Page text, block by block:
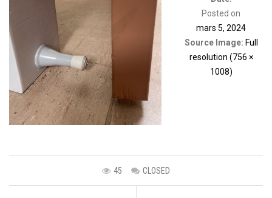
Posted on
mars 5, 2024
Source Image: Full
resolution (756 ×
1008)
45 CLOSED